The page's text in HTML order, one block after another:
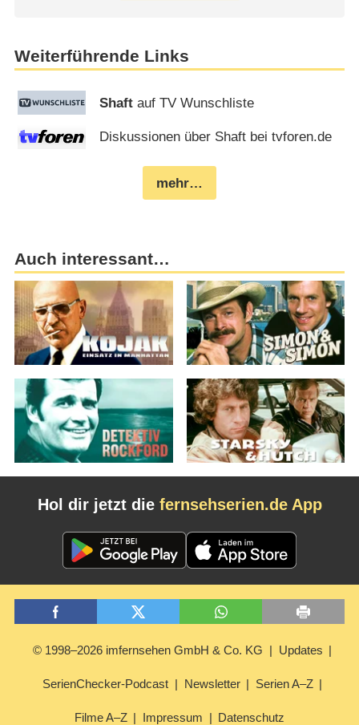
Weiterführende Links
Shaft auf TV Wunschliste
Diskussionen über Shaft bei tvforen.de
mehr…
Auch interessant…
Hol dir jetzt die fernsehserien.de App
© 1998–2026 imfernsehen GmbH & Co. KG Updates
SerienChecker-Podcast Newsletter Serien A–Z
Filme A–Z Impressum Datenschutz